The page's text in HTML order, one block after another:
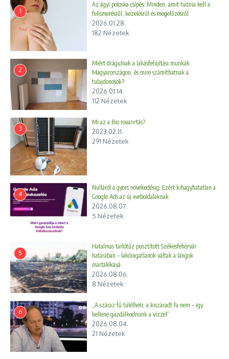
1
Az ágyi poloska csípés: Minden, amit tudnia kell a
felismerésről, kezelésről és megelőzésről
2026.01.28.
182 Nézetek
2
Miért drágulnak a lakásfelújítási munkák
Magyarországon, és mire számíthatnak a
tulajdonosok?
2026.01.14.
112 Nézetek
3
Mi az a Bio rovarirtás?
2023.02.11.
291 Nézetek
4
Nulláról a gyors növekedésig: Ezért kihagyhatatlan a
Google Ads az új weboldalaknak
2026.08.07.
5 Nézetek
5
Hatalmas tarlótűz pusztított Székesfehérvár
határában – lakóingatlanok váltak a lángok
martalékává
2026.08.06.
8 Nézetek
6
„A száraz fű túlélheti, a kiszáradt fa nem – így
kellene gazdálkodnunk a vízzel”
2026.08.04.
21 Nézetek